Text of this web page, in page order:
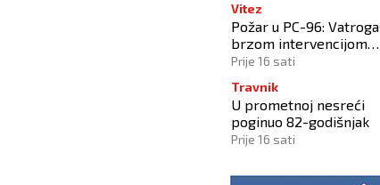
Vitez
Požar u PC-96:
brzom intervencijom
spriječili širenje vatre
Prije 16 sati
Travnik
U prometnoj nesreći
poginuo 82-godišnjak
Prije 16 sati